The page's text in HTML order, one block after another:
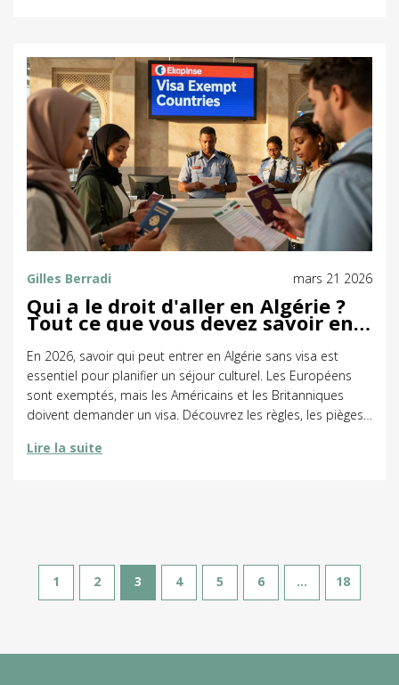
Gilles Berradi mars 21 2026
Qui a le droit d'aller en Algérie ?
Tout ce que vous devez savoir en
2026
En 2026, savoir qui peut entrer en Algérie sans visa est
essentiel pour planifier un séjour culturel. Les Européens
sont exemptés, mais les Américains et les Britanniques
doivent demander un visa. Découvrez les règles, les pièges
Lire la suite
1 2 3 4 5 6 … 18